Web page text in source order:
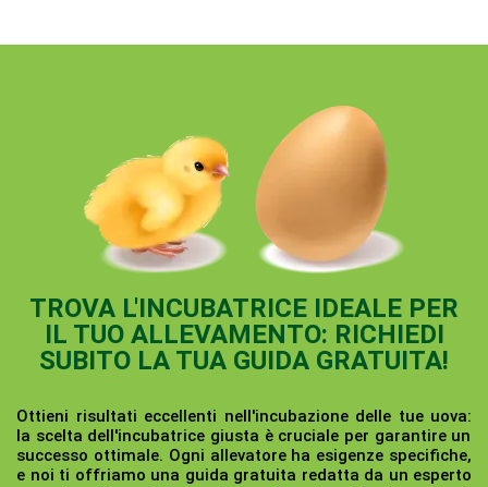
TROVA L'INCUBATRICE IDEALE PER
IL TUO ALLEVAMENTO: RICHIEDI
SUBITO LA TUA GUIDA GRATUITA!
Ottieni risultati eccellenti nell'incubazione delle tue uova:
la scelta dell'incubatrice giusta è cruciale per garantire un
successo ottimale. Ogni allevatore ha esigenze specifiche,
e noi ti offriamo una guida gratuita redatta da un esperto